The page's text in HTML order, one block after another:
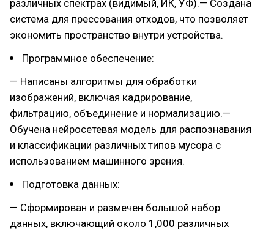
различных спектрах (видимый, ИК, УФ).— Создана
система для прессования отходов, что позволяет
экономить пространство внутри устройства.
Программное обеспечение:
— Написаны алгоритмы для обработки
изображений, включая кадрирование,
фильтрацию, объединение и нормализацию.—
Обучена нейросетевая модель для распознавания
и классификации различных типов мусора с
использованием машинного зрения.
Подготовка данных:
— Сформирован и размечен большой набор
данных, включающий около 1,000 различных